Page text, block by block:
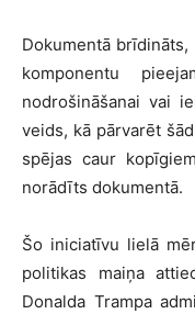
Dokumentā
komponentu
nodrošināšanai vai
veids, kā pārvarēt
spējas caur
norādīts dokumentā.
Šo iniciatīvu lielā
politikas maiņa
Donalda Trampa